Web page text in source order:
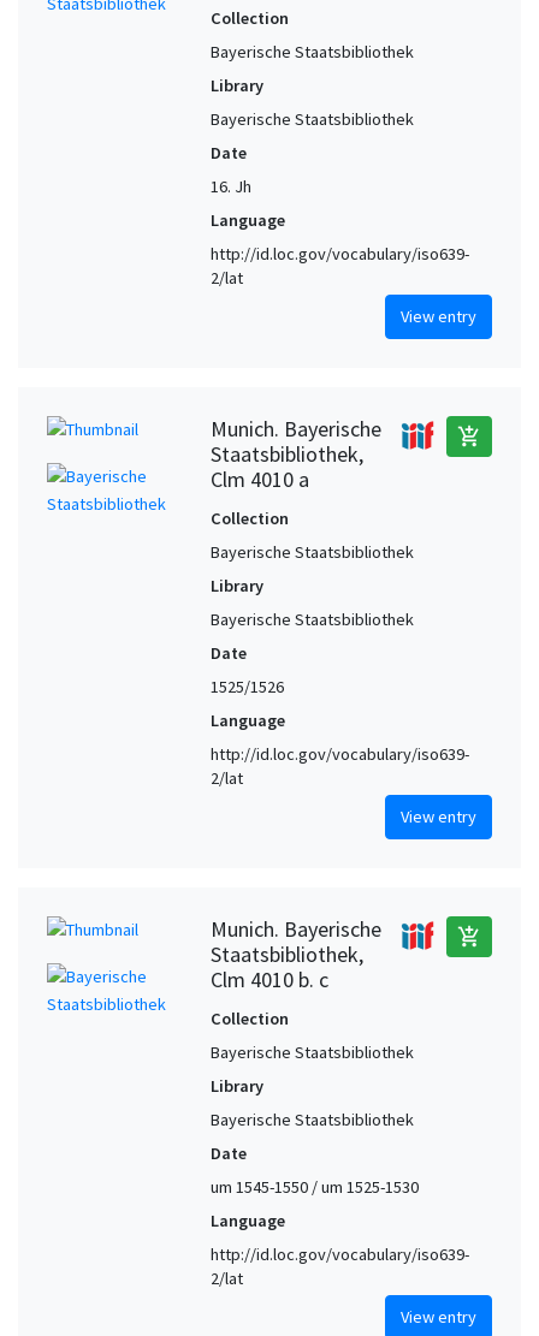
Collection
Bayerische Staatsbibliothek
Library
Bayerische Staatsbibliothek
Date
16. Jh
Language
http://id.loc.gov/vocabulary/iso639-
2/lat
View entry
Munich. Bayerische
Staatsbibliothek,
Clm 4010 a
add_shopping_cart
Collection
Bayerische Staatsbibliothek
Library
Bayerische Staatsbibliothek
Date
1525/1526
Language
http://id.loc.gov/vocabulary/iso639-
2/lat
View entry
Munich. Bayerische
Staatsbibliothek,
Clm 4010 b. c
add_shopping_cart
Collection
Bayerische Staatsbibliothek
Library
Bayerische Staatsbibliothek
Date
um 1545-1550 / um 1525-1530
Language
http://id.loc.gov/vocabulary/iso639-
2/lat
View entry